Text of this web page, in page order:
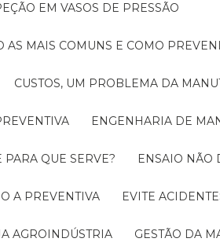
EM VASOS DE PRESSÃO
AS MAIS COMUNS E COMO
CUSTOS, UM PROBLEMA DA
ENGENHARIA DE
PARA QUE SERVE? ENSAIO
A PREVENTIVA EVITE
AGROINDÚSTRIA GESTÃO DA